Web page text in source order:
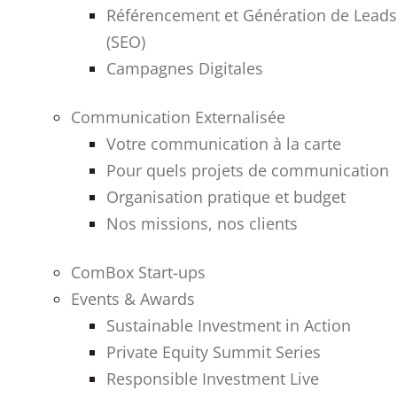
Référencement et Génération de Leads
(SEO)
Campagnes Digitales
Communication Externalisée
Votre communication à la carte
Pour quels projets de communication
Organisation pratique et budget
Nos missions, nos clients
ComBox Start-ups
Events & Awards
Sustainable Investment in Action
Private Equity Summit Series
Responsible Investment Live